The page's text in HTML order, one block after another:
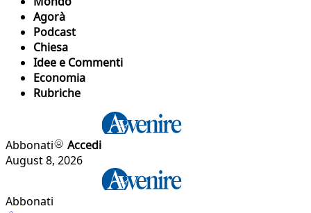
Agorà
Podcast
Chiesa
Idee e Commenti
Economia
Rubriche
Abbonati
Accedi
August 8, 2026
Abbonati